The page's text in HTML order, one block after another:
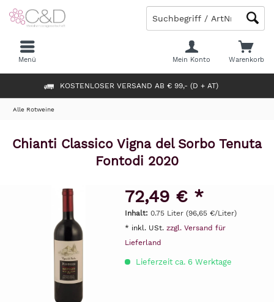
KOSTENLOSER VERSAND AB € 99,- (D + AT)
Warenkorb
Mein Konto
Menü
Alle Rotweine
Chianti Classico Vigna del Sorbo Tenuta
Fontodi 2020
72,49 € *
Inhalt: 0.75 Liter (96,65 €/Liter)
* inkl. USt. zzgl. Versand für
Lieferland
Lieferzeit ca. 6 Werktage